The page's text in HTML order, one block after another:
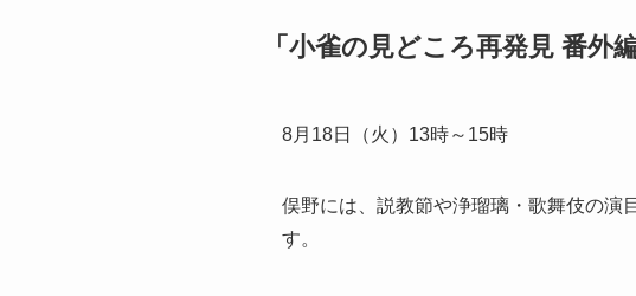
「小雀の見どころ再発見 番外
8月18日（火）13時～15時
俣野には、説教節や浄瑠璃・歌舞伎の演
す。